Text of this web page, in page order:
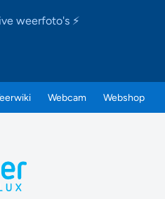
weerfoto's ⚡
Webcam Webshop